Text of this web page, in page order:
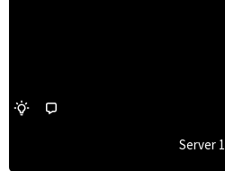
Server 1